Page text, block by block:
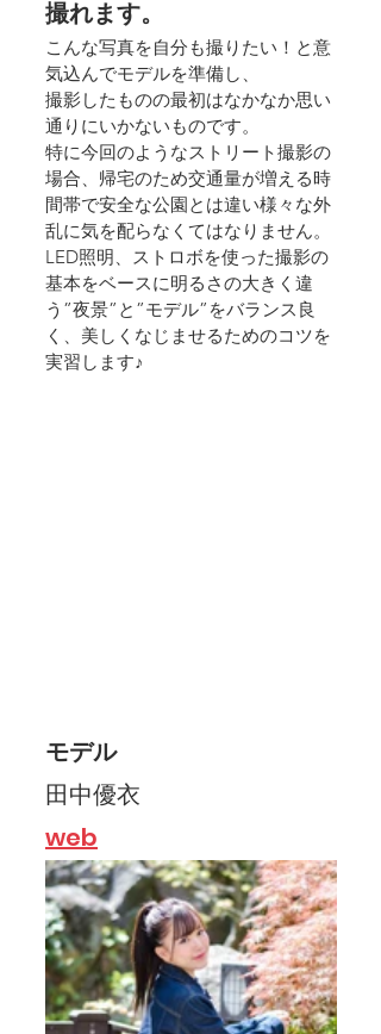
撮れます。
こんな写真を自分も撮りたい！と意
気込んでモデルを準備し、
撮影したものの最初はなかなか思い
通りにいかないものです。
特に今回のようなストリート撮影の
場合、帰宅のため交通量が増える時
間帯で安全な公園とは違い様々な外
乱に気を配らなくてはなりません。
LED照明、ストロボを使った撮影の
基本をベースに明るさの大きく違
う”夜景”と”モデル”をバランス良
く、美しくなじませるためのコツを
実習します♪
モデル
田中優衣
web